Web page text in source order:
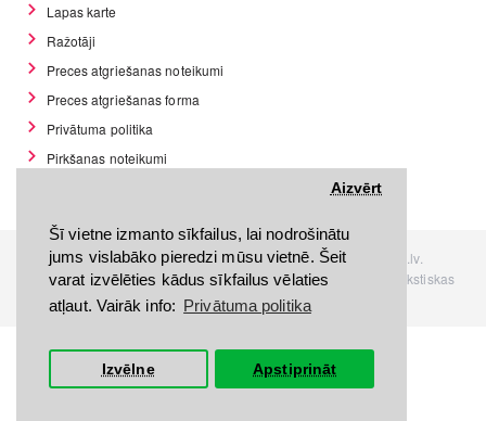
Šī vietne izmanto sīkfailus, lai nodrošinātu
jums vislabāko pieredzi mūsu vietnē. Šeit
varat izvēlēties kādus sīkfailus vēlaties
atļaut. Vairāk info: Privātuma politika
Aizvērt
Izvēlne Apstiprināt
Lapas karte
Ražotāji
Preces atgriešanas noteikumi
Preces atgriešanas forma
Privātuma politika
Pirkšanas noteikumi
Visas tiesības rezervētas. Interneta veikals www.Discomania.lv.
Jebkuras Discomania.lv informācijas pārpublicēšana, bez rakstiskas
atļaujas, stingri aizliegta.